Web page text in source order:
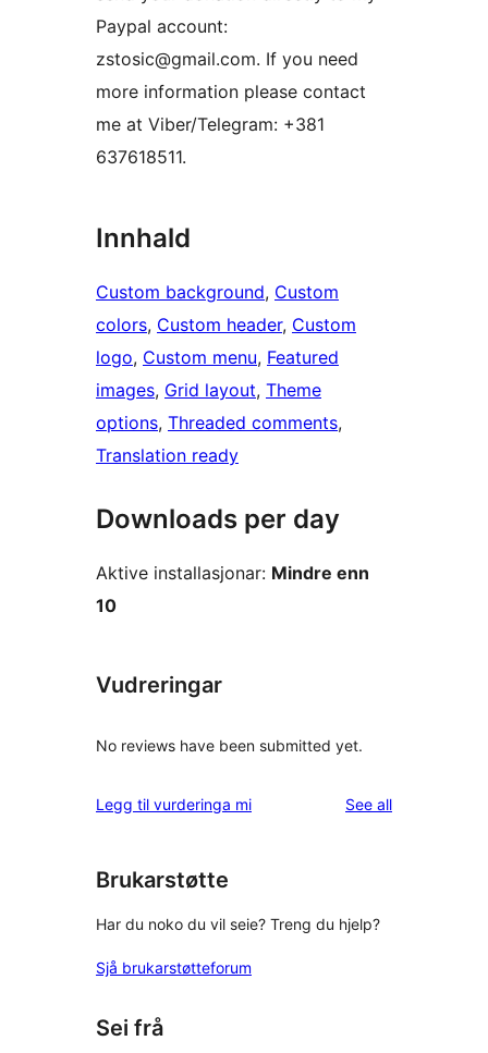
Paypal account:
zstosic@gmail.com. If you need
more information please contact
me at Viber/Telegram: +381
637618511.
Innhald
Custom background, Custom
colors, Custom header, Custom
logo, Custom menu, Featured
images, Grid layout, Theme
options, Threaded comments
Translation ready
Downloads per day
Aktive installasjonar: Mindre enn
10
Vudreringar
No reviews have been submitted yet.
Legg til vurderinga mi See allreviews
Brukarstøtte
Har du noko du vil seie? Treng du hjelp?
Sjå brukarstøtteforum
Sei frå